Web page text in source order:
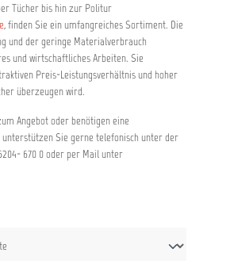
Tücher bis hin zur Politur
, finden Sie ein umfangreiches Sortiment. Die
und der geringe Materialverbrauch
und wirtschaftliches Arbeiten. Sie
Preis-Leistungsverhältnis und hoher
überzeugen wird.
Angebot oder benötigen eine
unterstützen Sie gerne telefonisch unter der
670 0 oder per Mail unter